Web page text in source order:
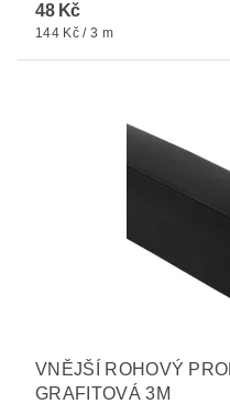
48 Kč
144 Kč / 3 m
VNĚJŠÍ ROHOVÝ
GRAFITOVÁ 3M